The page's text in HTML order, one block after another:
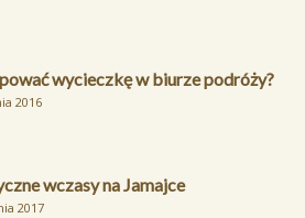
wycieczkę w biurze podróży?
2016
wczasy na Jamajce
2017